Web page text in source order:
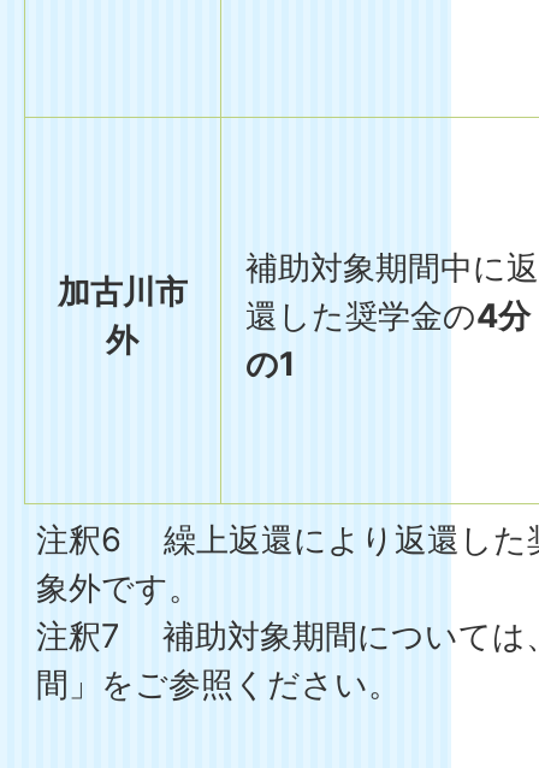
加古川市
外
補助対象期間中に返
還した奨学金の4分
の1
注釈6 繰上返還により返還した
象外です。
注釈7 補助対象期間については
間」をご参照ください。